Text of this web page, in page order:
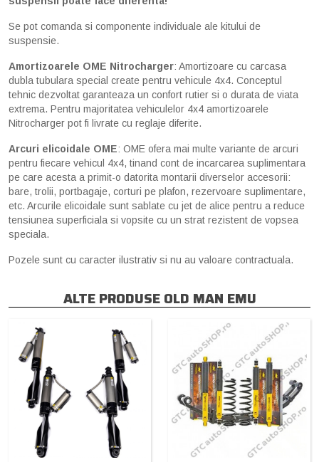
Se pot comanda si componente individuale ale kitului de
suspensie.
Amortizoarele OME Nitrocharger: Amortizoare cu carcasa
dubla tubulara special create pentru vehicule 4x4. Conceptul
tehnic dezvoltat garanteaza un confort rutier si o durata de viata
extrema. Pentru majoritatea vehiculelor 4x4 amortizoarele
Nitrocharger pot fi livrate cu reglaje diferite.
Arcuri elicoidale OME: OME ofera mai multe variante de arcuri
pentru fiecare vehicul 4x4, tinand cont de incarcarea suplimentara
pe care acesta a primit-o datorita montarii diverselor accesorii:
bare, trolii, portbagaje, corturi pe plafon, rezervoare suplimentare,
etc. Arcurile elicoidale sunt sablate cu jet de alice pentru a reduce
tensiunea superficiala si vopsite cu un strat rezistent de vopsea
speciala.
Pozele sunt cu caracter ilustrativ si nu au valoare contractuala.
ALTE PRODUSE OLD MAN EMU